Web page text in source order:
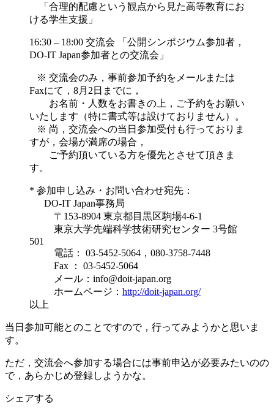
「合理的配慮という観点から見た高等教育にお
ける学生支援」
16:30 – 18:00 交流会 「公開シンポジウム参加者，
DO-IT Japan参加者との交流会」
※ 交流会のみ，事前参加予約をメールまたは
Faxにて，8月2日までに，
お名前・人数をお書きの上，ご予約をお願い
いたします（特に書式等は設けておりません）。
※ 尚，交流会への当日参加受付も行っておりま
すが，会場が満席の場合，
ご予約頂いている方を優先とさせて頂きま
す。
* 参加申し込み・お問い合わせ宛先：
DO-IT Japan事務局
〒153-8904 東京都目黒区駒場4-6-1
東京大学先端科学技術研究センター 3号館
501
電話： 03-5452-5064，080-3758-7448
Fax ： 03-5452-5064
メール：info@doit-japan.org
ホームページ： http://doit-japan.org/
以上
当日参加可能とのことですので，行ってみようかと思いま
す。
ただ，交流会へ参加する場合には事前申込が必要みたいのの
で，あらかじめ登録しようかな。
シェアする